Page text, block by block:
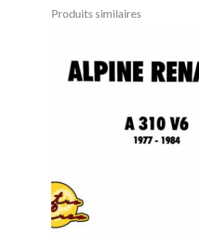
Produits similaires